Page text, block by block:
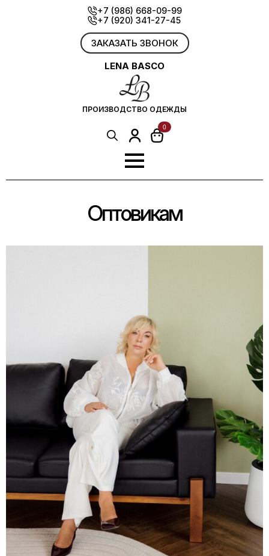
+7 (986) 668-09-99
+7 (920) 341-27-45
ЗАКАЗАТЬ ЗВОНОК
LENA BASCO
ПРОИЗВОДСТВО ОДЕЖДЫ
Search
0
Оптовикам